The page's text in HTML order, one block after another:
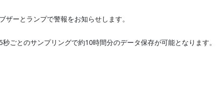
ザーとランプで警報をお知らせします。
ごとのサンプリングで約10時間分のデータ保存が可能となります。